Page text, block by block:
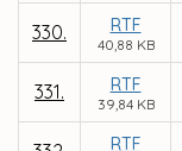
330. RTF
40,88 KB
331. RTF
39,84 KB
RTF